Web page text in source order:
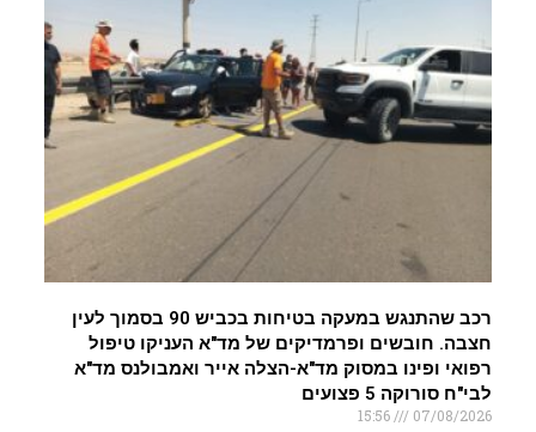
רכב שהתנגש במעקה בטיחות בכביש 90 בסמוך לעין
חצבה. חובשים ופרמדיקים של מד"א העניקו טיפול
רפואי ופינו במסוק מד"א-הצלה אייר ואמבולנס מד"א
לבי"ח סורוקה 5 פצועים
07/08/2026
15:56